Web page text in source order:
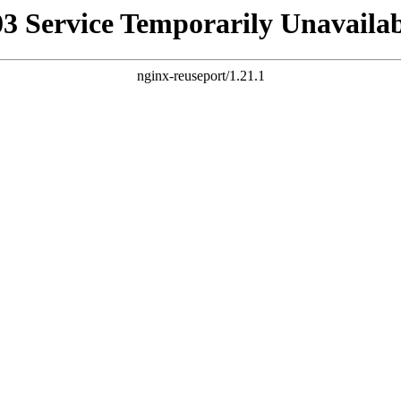
Service Temporarily
nginx-reuseport/1.21.1